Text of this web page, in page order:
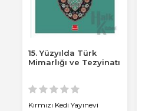
15. Yüzyılda Türk
Mimarlığı ve Tezyinatı
Kırmızı Kedi Yayınevi